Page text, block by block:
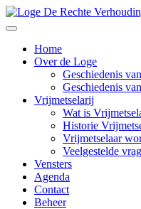
Home
Over de Loge
Geschiedenis
Geschiedenis
Vrijmetselarij
Wat is
Historie
Vrijmetselaar
Veelgestelde
Vensters
Agenda
Contact
Beheer